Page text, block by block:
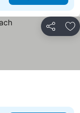
Compartir